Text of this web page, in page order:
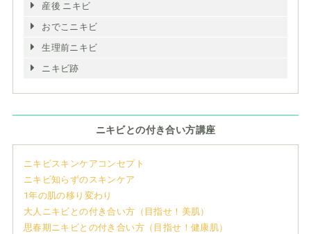
産後 ニキビ
おでこニキビ
生理前ニキビ
ニキビ跡
ニキビとの付き合い方講座
ニキビスキンケアコンセプト
ニキビ知らずのスキンケア
1年の肌の移り変わり
大人ニキビとの付き合い方（目指せ！美肌）
思春期ニキビとの付き合い方（目指せ！健康肌）